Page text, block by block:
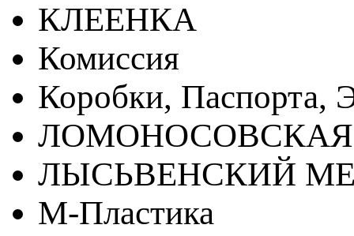
КЛЕЕНКА
Комиссия
Коробки, Паспорта,
ЛЫСЬВЕНСКИЙ
М-Пластика